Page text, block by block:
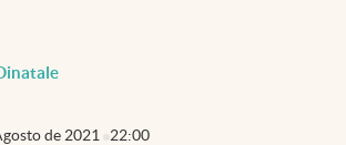
de 2021 22:00